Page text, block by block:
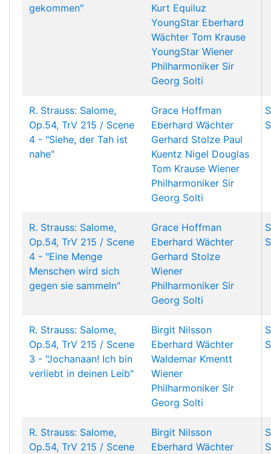
gekommen"
Kurt Equiluz
YoungStar Eberhard
Wächter Tom Krause
YoungStar Wiener
Philharmoniker Sir
Georg Solti
R. Strauss: Salome,
Op.54, TrV 215 / Scene
4 - "Siehe, der Tah ist
nahe"
Grace Hoffman
Eberhard Wächter
Gerhard Stolze Paul
Kuentz Nigel Douglas
Tom Krause Wiener
Philharmoniker Sir
Georg Solti
R. Strauss: Salome,
Op.54, TrV 215 / Scene
4 - "Eine Menge
Menschen wird sich
gegen sie sammeln"
Grace Hoffman
Eberhard Wächter
Gerhard Stolze
Wiener
Philharmoniker Sir
Georg Solti
R. Strauss: Salome,
Op.54, TrV 215 / Scene
3 - "Jochanaan! Ich bin
verliebt in deinen Leib"
Birgit Nilsson
Eberhard Wächter
Waldemar Kmentt
Wiener
Philharmoniker Sir
Georg Solti
R. Strauss: Salome,
Op.54, TrV 215 / Scene
Birgit Nilsson
Eberhard Wächter